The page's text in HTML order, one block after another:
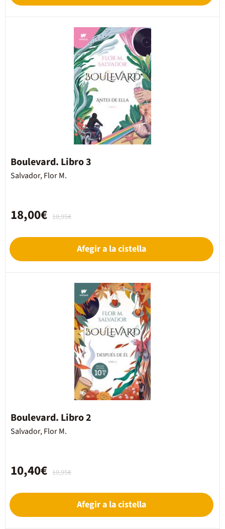
Boulevard. Libro 3
Salvador, Flor M.
18,95€
18,00€
Afegir a la cistella
Boulevard. Libro 2
Salvador, Flor M.
10,95€
10,40€
Afegir a la cistella